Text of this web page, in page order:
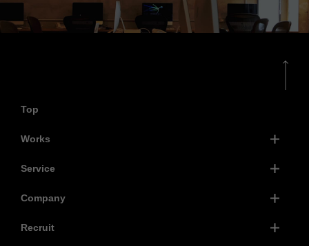
Top
Works
Service
Company
Recruit